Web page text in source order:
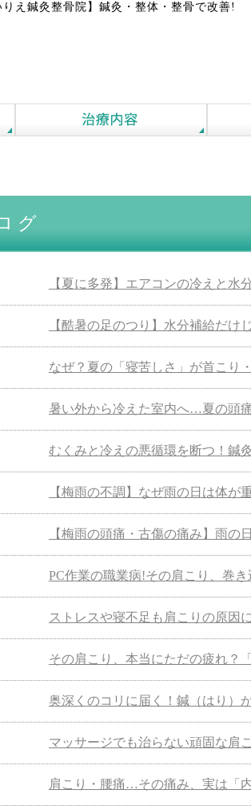
え鍼灸整骨院】鍼灸・整体・整骨で改善!
グ
【夏に多発】エアコンの冷えと
【酷暑の足のつり】水分補給だけ
なぜ？夏の「寝苦しさ」が首こり
暑い外から冷えた室内へ…夏の頭
むくみと冷えの悪循環を断つ！鍼
【梅雨の不調】なぜ雨の日は体が
【梅雨の頭痛・古傷の痛み】雨
PC作業の職業病!その肩こり、巻
ストレスや寝不足も肩こりの原因
その肩こり、本当にただの疲れ？
奥深くのコリに届く！鍼（はり）
マッサージでも治らない頑固な肩
肩こり・腰痛…その痛み、実は「